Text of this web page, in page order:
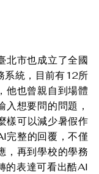
北市也成立了全國
系統，目前有12所
他也曾親自到場體
入想要問的問題，
樣可以減少暑假作
完整的回覆，不僅
，再到學校的學務
的表達可看出酷AI